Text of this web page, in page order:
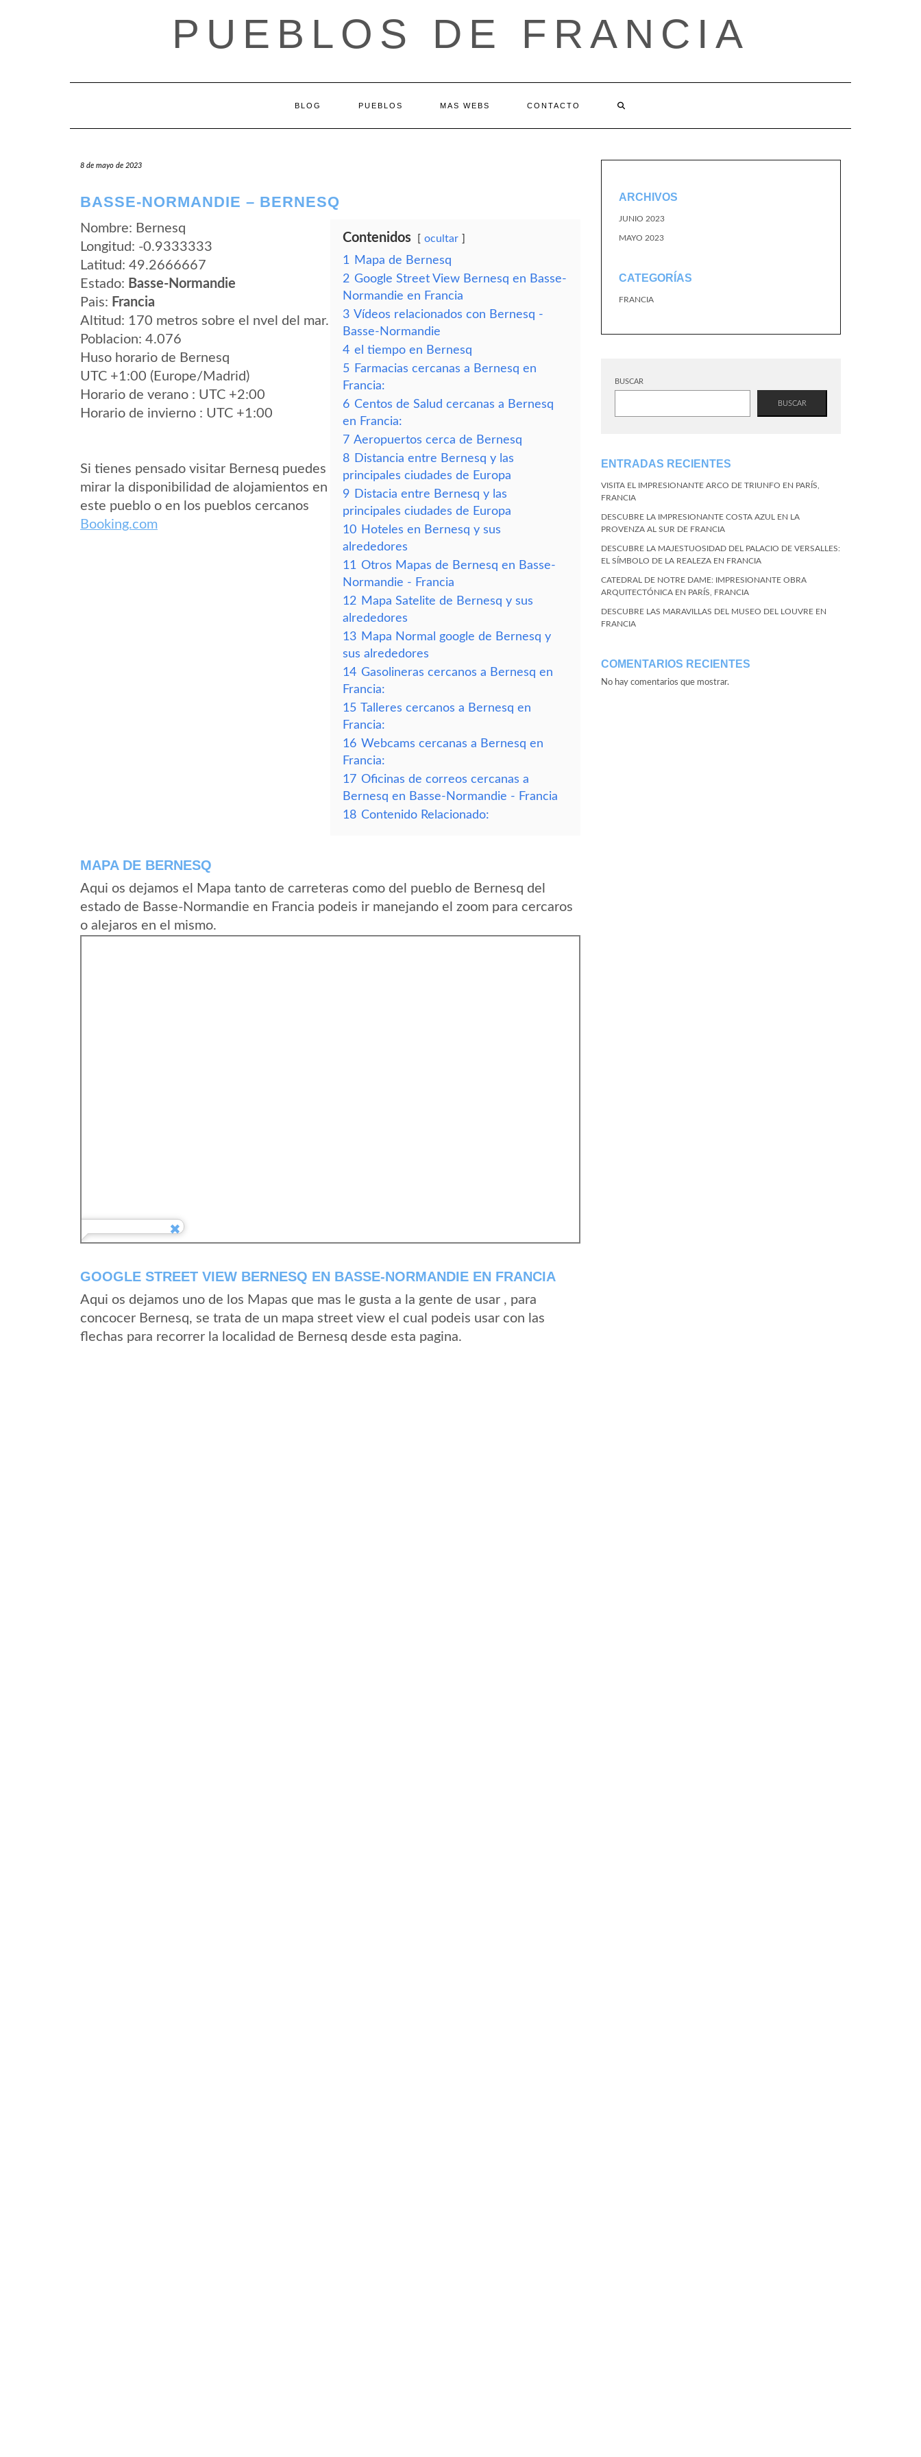
PUEBLOS DE FRANCIA
BLOG PUEBLOS MAS WEBS CONTACTO
8 de mayo de 2023
BASSE-NORMANDIE – BERNESQ
Nombre: Bernesq
Longitud: -0.9333333
Latitud: 49.2666667
Estado: Basse-Normandie
Pais: Francia
Altitud: 170 metros sobre el nvel del mar.
Poblacion: 4.076
Huso horario de Bernesq
UTC +1:00 (Europe/Madrid)
Horario de verano : UTC +2:00
Horario de invierno : UTC +1:00
Si tienes pensado visitar Bernesq puedes
mirar la disponibilidad de alojamientos en
este pueblo o en los pueblos cercanos
Booking.com
Contenidos ocultar
1
Mapa de Bernesq
2 Google Street View Bernesq en Basse-
Normandie en Francia
3 Vídeos relacionados con Bernesq -
Basse-Normandie
4 el tiempo en Bernesq
5 Farmacias cercanas a Bernesq en
Francia:
6 Centos de Salud cercanas a Bernesq
en Francia:
7 Aeropuertos cerca de Bernesq
8 Distancia entre Bernesq y las
principales ciudades de Europa
9 Distacia entre Bernesq y las
principales ciudades de Europa
10 Hoteles en Bernesq y sus
alrededores
11 Otros Mapas de Bernesq en Basse-
Normandie - Francia
12 Mapa Satelite de Bernesq y sus
alrededores
13 Mapa Normal google de Bernesq y
sus alrededores
14 Gasolineras cercanos a Bernesq en
Francia:
15 Talleres cercanos a Bernesq en
Francia:
16 Webcams cercanas a Bernesq en
Francia:
17 Oficinas de correos cercanas a
Bernesq en Basse-Normandie - Francia
18 Contenido Relacionado:
MAPA DE BERNESQ
Aqui os dejamos el Mapa tanto de carreteras como del pueblo de Bernesq del
estado de Basse-Normandie en Francia podeis ir manejando el zoom para cercaros
o alejaros en el mismo.
GOOGLE STREET VIEW BERNESQ EN BASSE-NORMANDIE EN FRANCIA
Aqui os dejamos uno de los Mapas que mas le gusta a la gente de usar , para
concocer Bernesq, se trata de un mapa street view el cual podeis usar con las
flechas para recorrer la localidad de Bernesq desde esta pagina.
ARCHIVOS
JUNIO 2023
MAYO 2023
CATEGORÍAS
FRANCIA
BUSCAR
BUSCAR
ENTRADAS RECIENTES
VISITA EL IMPRESIONANTE ARCO DE TRIUNFO EN PARÍS,
FRANCIA
DESCUBRE LA IMPRESIONANTE COSTA AZUL EN LA
PROVENZA AL SUR DE FRANCIA
DESCUBRE LA MAJESTUOSIDAD DEL PALACIO DE VERSALLES:
EL SÍMBOLO DE LA REALEZA EN FRANCIA
CATEDRAL DE NOTRE DAME: IMPRESIONANTE OBRA
ARQUITECTÓNICA EN PARÍS, FRANCIA
DESCUBRE LAS MARAVILLAS DEL MUSEO DEL LOUVRE EN
FRANCIA
COMENTARIOS RECIENTES
No hay comentarios que mostrar.